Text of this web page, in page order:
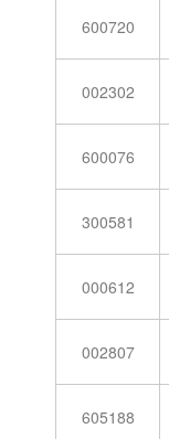
600720
002302
600076
300581
000612
002807
605188